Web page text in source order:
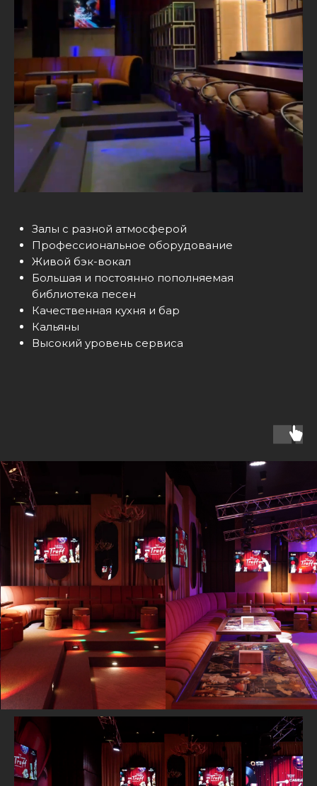
Залы с разной атмосферой
Профессиональное оборудование
Живой бэк-вокал
Большая и постоянно пополняемая
библиотека песен
Качественная кухня и бар
Кальяны
Высокий уровень сервиса